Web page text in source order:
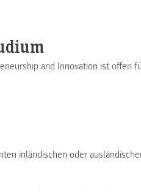
and Innovation ist offen
inländischen oder